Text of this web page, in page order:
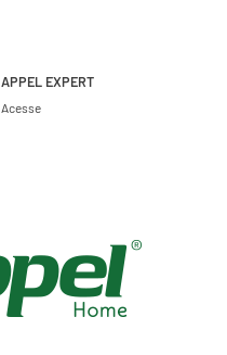
APPEL EXPERT
Acesse